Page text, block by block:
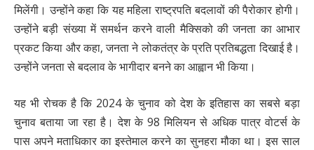
मिलेंगी। उन्होंने कहा कि यह महिला राष्ट्रपति बदलावों की पैरोकार होगी।
उन्होंने बड़ी संख्या में समर्थन करने वाली मैक्सिको की जनता का आभार
प्रकट किया और कहा, जनता ने लोकतंत्र के प्रति प्रतिबद्धता दिखाई है।
उन्होंने जनता से बदलाव के भागीदार बनने का आह्वान भी किया।
यह भी रोचक है कि 2024 के चुनाव को देश के इतिहास का सबसे बड़ा
चुनाव बताया जा रहा है। देश के 98 मिलियन से अधिक पात्र वोटर्स के
पास अपने मताधिकार का इस्तेमाल करने का सुनहरा मौका था। इस साल